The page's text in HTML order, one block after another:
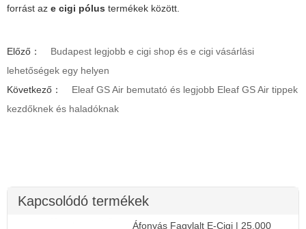
forrást az e cigi pólus termékek között.
Előző：
Budapest legjobb e cigi shop és e cigi vásárlási
lehetőségek egy helyen
Következő：
Eleaf GS Air bemutató és legjobb Eleaf GS Air tippek
kezdőknek és haladóknak
Kapcsolódó termékek
Áfonyás Fagylalt E-Cigi | 25.000